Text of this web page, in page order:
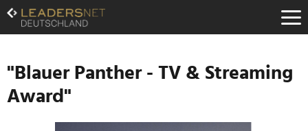
Zum
Inhalt
Zur
Navigation
Zur
Hauptnavigation
"Blauer Panther - TV & Streaming
Award"